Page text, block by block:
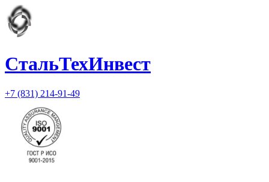
СтальТехИнвест
+7 (831) 214-91-49